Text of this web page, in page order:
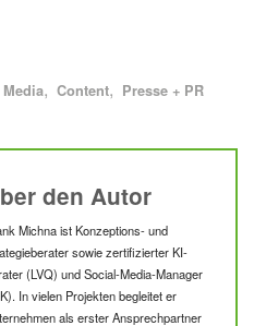
" "
mit dem Schlagwort "
mit dem Schlagwort "
" anzeigen
Alle Blogartikel mit dem
Content" anzeigen
Alle Blogartikel
Presse + PR"
den AutorFrank
Michna ist Konzeptions- und
sowie zertifizierter KI-
(LVQ) und Social-Media-Manager
In vielen Projekten begleitet er
als erster Ansprechpartner